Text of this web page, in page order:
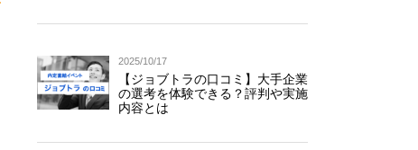
2025/10/17
【ジョブトラの口コミ】大手企業
の選考を体験できる？評判や実施
内容とは